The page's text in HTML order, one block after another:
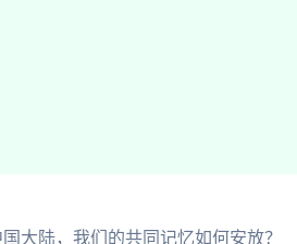
大陆，我们的共同记忆如何安放？